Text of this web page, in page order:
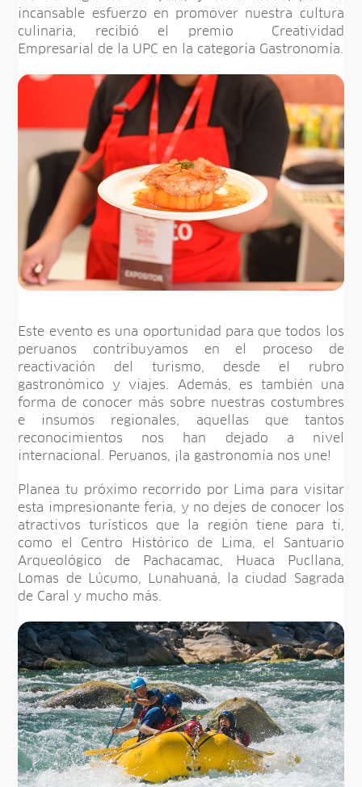
incansable esfuerzo en promover nuestra cultura
culinaria, recibió el premio Creatividad
Empresarial de la UPC en la categoría Gastronomía.
Este evento es una oportunidad para que todos los
peruanos contribuyamos en el proceso de
reactivación del turismo, desde el rubro
gastronómico y viajes. Además, es también una
forma de conocer más sobre nuestras costumbres
e insumos regionales, aquellas que tantos
reconocimientos nos han dejado a nivel
internacional. Peruanos, ¡la gastronomía nos une!
Planea tu próximo recorrido por Lima para visitar
esta impresionante feria, y no dejes de conocer los
atractivos turísticos que la región tiene para ti,
como el Centro Histórico de Lima, el Santuario
Arqueológico de Pachacamac, Huaca Pucllana,
Lomas de Lúcumo, Lunahuaná, la ciudad Sagrada
de Caral y mucho más.